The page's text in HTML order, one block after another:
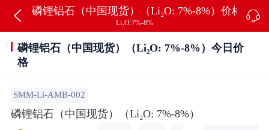
磷锂铝石（中国现货）（Li₂O: 7%-8%）价格
Li₂O:7%-8%
磷锂铝石（中国现货）（Li₂O: 7%-8%）今日价
格
SMM-Li-AMB-002
磷锂铝石（中国现货）（Li₂O: 7%-8%）